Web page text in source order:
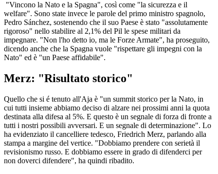
"Vincono la Nato e la Spagna", così come "la sicurezza e il
welfare". Sono state invece le parole del primo ministro spagnolo,
Pedro Sánchez, sostenendo che il suo Paese è stato "assolutamente
rigoroso" nello stabilire al 2,1% del Pil le spese militari da
impegnare. "Non l'ho detto io, ma le Forze Armate", ha proseguito,
dicendo anche che la Spagna vuole "rispettare gli impegni con la
Nato" ed è "un Paese affidabile".
Merz: "Risultato storico"
Quello che si é tenuto all'Aja è "un summit storico per la Nato, in
cui tutti insieme abbiamo deciso di alzare nei prossimi anni la quota
destinata alla difesa al 5%. E questo è un segnale di forza di fronte a
tutti i nostri possibili avversari. E un segnale di determinazione". Lo
ha evidenziato il cancelliere tedesco, Friedrich Merz, parlando alla
stampa a margine del vertice. "Dobbiamo prendere con serietà il
revisionismo russo. E dobbiamo essere in grado di difenderci per
non doverci difendere", ha quindi ribadito.